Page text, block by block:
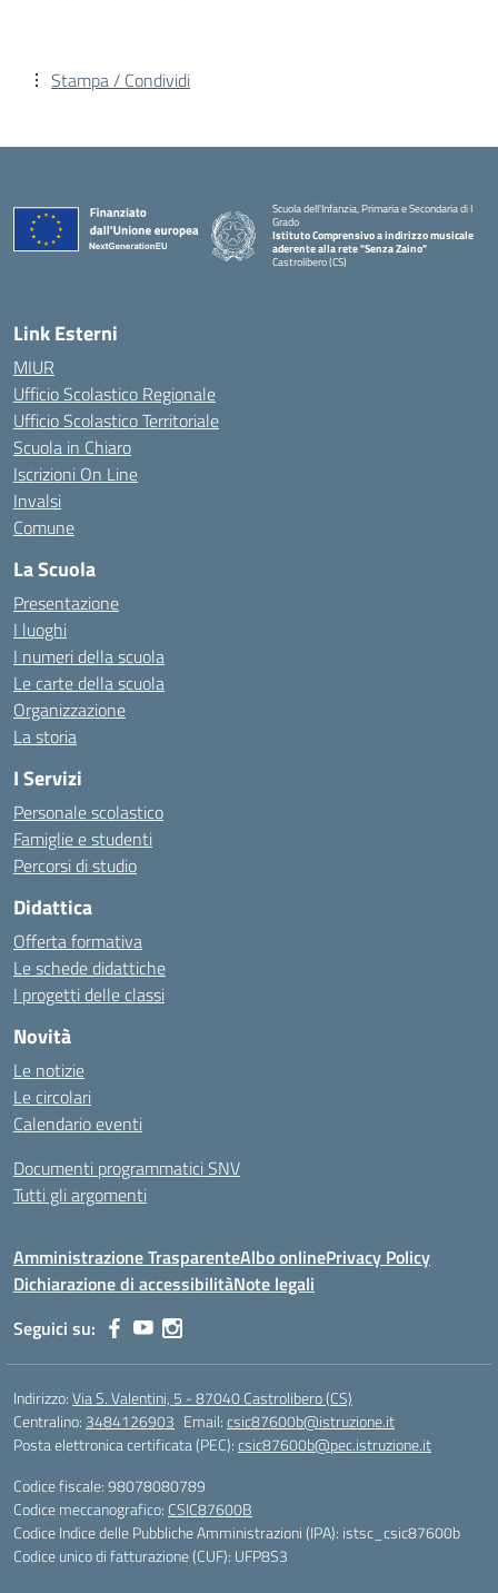
Stampa / Condividi
Scuola dell'Infanzia, Primaria e Secondaria di I
Grado
Istituto Comprensivo a indirizzo musicale
aderente alla rete "Senza Zaino"
Castrolibero (CS)
Link Esterni
MIUR
Ufficio Scolastico Regionale
Ufficio Scolastico Territoriale
Scuola in Chiaro
Iscrizioni On Line
Invalsi
Comune
La Scuola
Presentazione
I luoghi
I numeri della scuola
Le carte della scuola
Organizzazione
La storia
I Servizi
Personale scolastico
Famiglie e studenti
Percorsi di studio
Didattica
Offerta formativa
Le schede didattiche
I progetti delle classi
Novità
Le notizie
Le circolari
Calendario eventi
Documenti programmatici SNV
Tutti gli argomenti
Amministrazione TrasparenteAlbo onlinePrivacy Policy
Dichiarazione di accessibilitàNote legali
Seguici su:
Indirizzo:Via S. Valentini, 5 - 87040 Castrolibero (CS)
Centralino: 3484126903 Email:csic87600b@istruzione.it
Posta elettronica certificata (PEC):csic87600b@pec.istruzione.it
Codice fiscale: 98078080789
Codice meccanografico: CSIC87600B
Codice Indice delle Pubbliche Amministrazioni (IPA): istsc_csic87600b
Codice unico di fatturazione (CUF): UFP8S3